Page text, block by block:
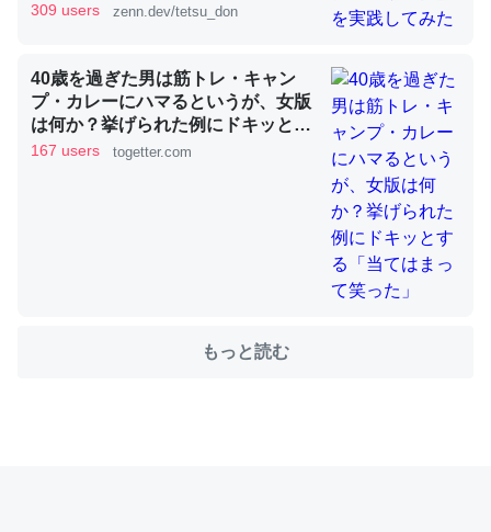
これを元に考えるとカルシウムを大量に使う脊椎動物と貝
類は苦労してるんだな…。腹足類だと殻を無くしてナメク
─ニュース :: 【研究発表】昆虫学の大問題＝「昆虫はなぜ海にいな
ウチもEchoを実家に置いて４年。でたまに覗いてる。ぼ
309 users zenn.dev/tetsu_don
40歳を過ぎた男は筋トレ・キャン
プ・カレーにハマるというが、女版
は何か？挙げられた例にドキッとす
る「当てはまって笑った」
167 users togetter.com
もっと読む